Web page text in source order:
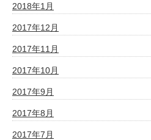
2018年1月
2017年12月
2017年11月
2017年10月
2017年9月
2017年8月
2017年7月